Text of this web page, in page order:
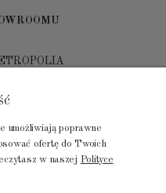
104
umożliwiają poprawne
ofertę do Twoich
w naszej Polityce